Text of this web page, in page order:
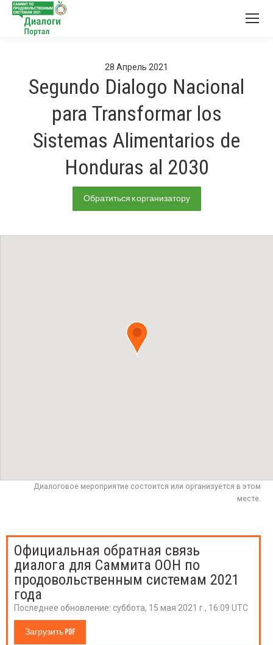
28 Апрель 2021
Segundo Dialogo Nacional
para Transformar los
Sistemas Alimentarios de
Honduras al 2030
Обратиться к организатору
Диалоговое мероприятие состоится или организуется в этом
месте.
Официальная обратная связь
диалога для Саммита ООН по
продовольственным системам 2021
года
Последнее обновление: суббота, 15 мая 2021 г., 16:09 UTC
Загрузить PDF